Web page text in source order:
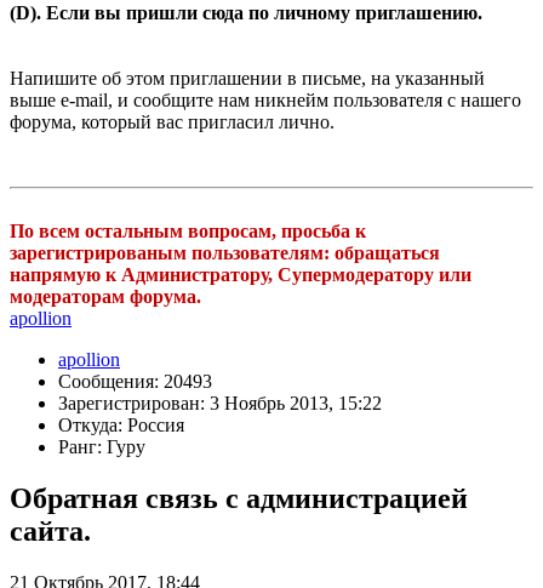
(D). Если вы пришли сюда по личному приглашению.
Напишите об этом приглашении в письме, на указанный
выше e-mail, и сообщите нам никнейм пользователя с нашего
форума, который вас пригласил лично.
По всем остальным вопросам, просьба к
зарегистрированым пользователям: обращаться
напрямую к Администратору, Супермодератору или
модераторам форума.
apollion
apollion
Сообщения: 20493
Зарегистрирован: 3 Ноябрь 2013, 15:22
Откуда: Россия
Ранг: Гуру
Обратная связь с администрацией
сайта.
21 Октябрь 2017, 18:44